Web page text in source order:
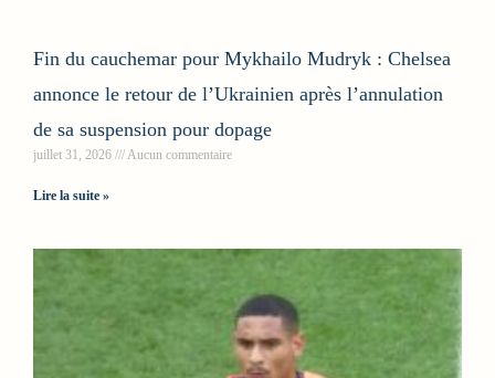
Fin du cauchemar pour Mykhailo Mudryk : Chelsea
annonce le retour de l’Ukrainien après l’annulation
de sa suspension pour dopage
juillet 31, 2026 Aucun commentaire
Lire la suite »